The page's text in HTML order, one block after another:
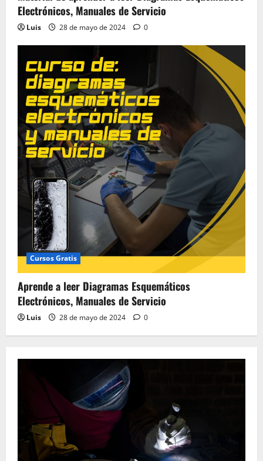
Electrónicos, Manuales de Servicio
Luis 28 de mayo de 2024 0
Cursos Gratis
Aprende a leer Diagramas Esquemáticos
Electrónicos, Manuales de Servicio
Luis 28 de mayo de 2024 0